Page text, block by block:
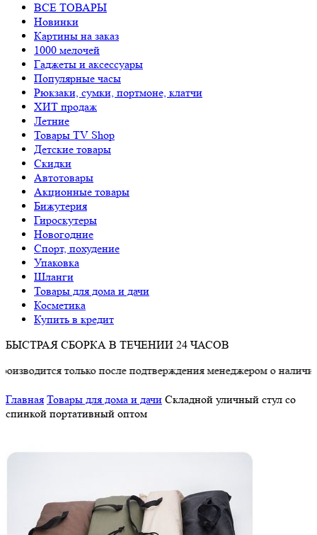
ВСЕ ТОВАРЫ
Новинки
Картины на заказ
1000 мелочей
Гаджеты и аксессуары
Популярные часы
Рюкзаки, сумки, портмоне, клатчи
ХИТ продаж
Летние
Товары TV Shop
Детские товары
Cкидки
Автотовары
Акционные товары
Бижутерия
Гироскутеры
Новогодние
Спорт, похудение
Упаковка
Шланги
Товары для дома и дачи
Косметика
Купить в кредит
БЫСТРАЯ СБОРКА В ТЕЧЕНИИ 24 ЧАСОВ
только после подтверждения менеджером о наличии товара.
Главная Товары для дома и дачи Складной уличный стул со
спинкой портативный оптом